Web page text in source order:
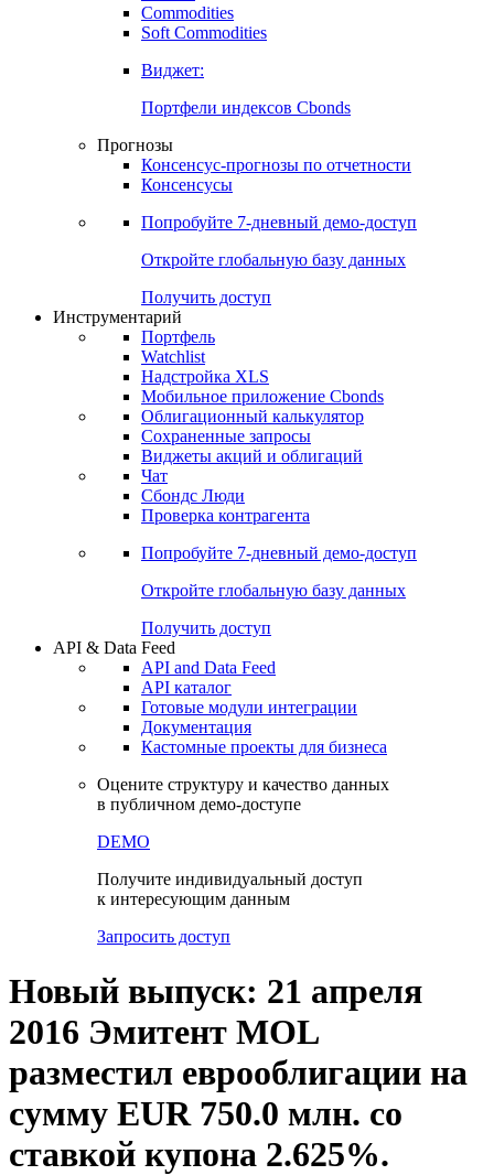
Commodities
Soft Commodities
Виджет:
Портфели индексов Cbonds
Прогнозы
Консенсус-прогнозы по отчетности
Консенсусы
Попробуйте 7-дневный демо-доступ
Откройте глобальную базу данных
Получить доступ
Инструментарий
Портфель
Watchlist
Надстройка XLS
Мобильное приложение Cbonds
Облигационный калькулятор
Сохраненные запросы
Виджеты акций и облигаций
Чат
Сбондс Люди
Проверка контрагента
Попробуйте 7-дневный демо-доступ
Откройте глобальную базу данных
Получить доступ
API & Data Feed
API and Data Feed
API каталог
Готовые модули интеграции
Документация
Кастомные проекты для бизнеса
Оцените структуру и качество данных
в публичном демо-доступе
DEMO
Получите индивидуальный доступ
к интересующим данным
Запросить доступ
Новый выпуск: 21 апреля
2016 Эмитент MOL
разместил еврооблигации на
сумму EUR 750.0 млн. со
ставкой купона 2.625%.